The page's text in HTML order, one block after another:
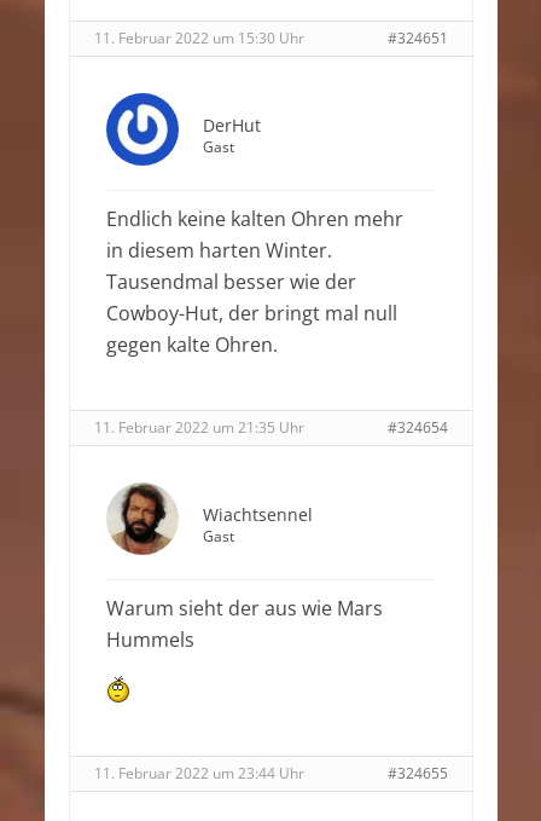
11. Februar 2022 um 15:30 Uhr #324651
DerHut
Gast
Endlich keine kalten Ohren mehr
in diesem harten Winter.
Tausendmal besser wie der
Cowboy-Hut, der bringt mal null
gegen kalte Ohren.
11. Februar 2022 um 21:35 Uhr #324654
Wiachtsennel
Gast
Warum sieht der aus wie Mars
Hummels
11. Februar 2022 um 23:44 Uhr #324655